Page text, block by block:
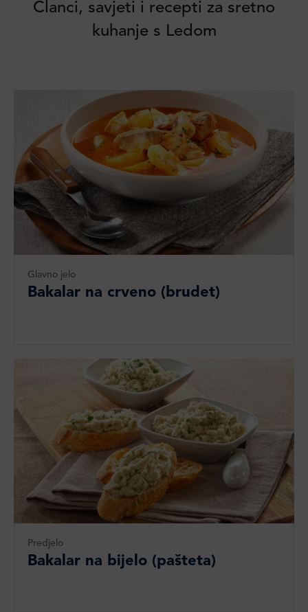
Članci, savjeti i recepti za sretno
kuhanje s Ledom
Glavno jelo
Bakalar na crveno (brudet)
Predjelo
Bakalar na bijelo (pašteta)